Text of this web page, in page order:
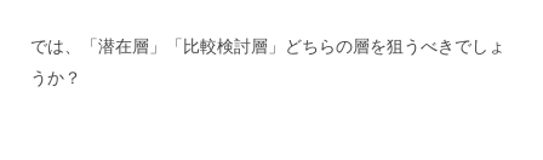
では、「潜在層」「比較検討層」どちらの層を狙うべきでしょ
うか？